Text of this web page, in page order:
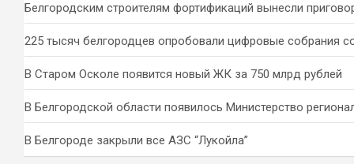
Белгородским строителям фортификаций вынесли
225 тысяч белгородцев опробовали цифровые собрания
В Старом Осколе появится новый ЖК за 750 млрд рублей
В Белгородской области появилось Министерство
В Белгороде закрыли все АЗС “Лукойла”